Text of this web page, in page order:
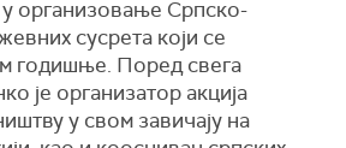
у организовање Српско-
сусрета који се
годишње. Поред свега
је организатор акција
у свом завичају на